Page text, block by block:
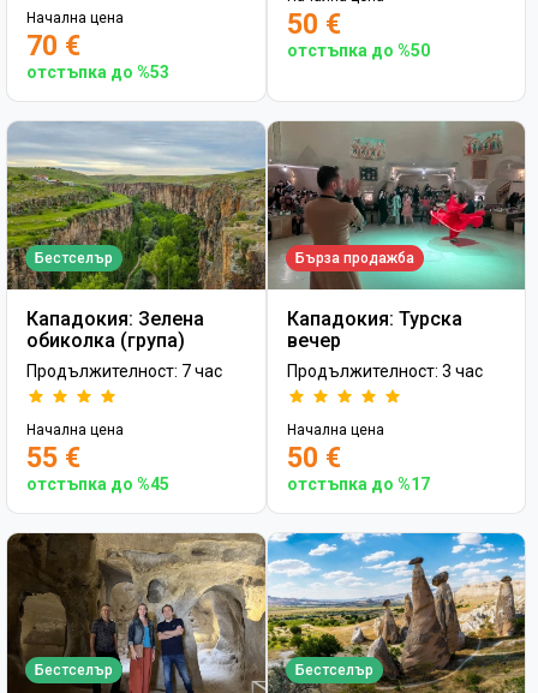
Начална цена
70 €
отстъпка до %53
50 €
отстъпка до %50
Бестселър
Кападокия: Зелена
обиколка (група)
Продължителност: 7 час
Начална цена
55 €
отстъпка до %45
Бърза продажба
Кападокия: Турска
вечер
Продължителност: 3 час
Начална цена
50 €
отстъпка до %17
Бестселър Бестселър